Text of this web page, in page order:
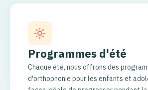
Programmes d'été
Chaque été, nous offrons des
d'orthophonie pour les enfants et